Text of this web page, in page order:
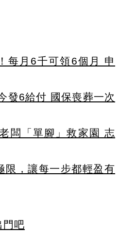
每月6千可領6個月 申
發6給付 國保喪葬一次
闆「單腳」救家園 志
，讓每一步都輕盈有
門吧